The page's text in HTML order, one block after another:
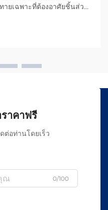
ยเฉพาะที่ต้องอาศัยชิ้นส่วน
ะดังกล่าวจำเป็นต้องรวม
าคาฟรี
ต่อท่านโดยเร็ว
0/100